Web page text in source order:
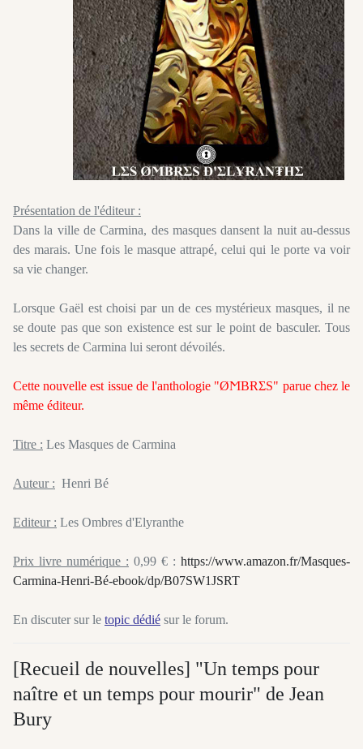
Présentation de l'éditeur :
Dans la ville de Carmina, des masques dansent la nuit au-dessus
des marais. Une fois le masque attrapé, celui qui le porte va voir
sa vie changer.
Lorsque Gaël est choisi par un de ces mystérieux masques, il ne
se doute pas que son existence est sur le point de basculer. Tous
les secrets de Carmina lui seront dévoilés.
Cette nouvelle est issue de l'anthologie "ØϺBɌΣS" parue chez le
même éditeur.
Titre : Les Masques de Carmina
Auteur : Henri Bé
Editeur : Les Ombres d'Elyranthe
Prix livre numérique : 0,99 € : https://www.amazon.fr/Masques-
Carmina-Henri-Bé-ebook/dp/B07SW1JSRT
En discuter sur le topic dédié sur le forum.
[Recueil de nouvelles] "Un temps pour
naître et un temps pour mourir" de Jean
Bury